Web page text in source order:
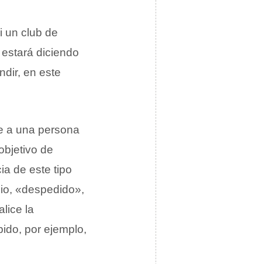
un club de
diciendo
en este
a una persona
de
de este tipo
«despedido»,
la
por ejemplo,